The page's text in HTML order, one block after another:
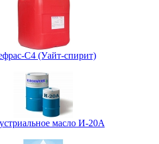
С4 (Уайт-спирит)
масло И-20А